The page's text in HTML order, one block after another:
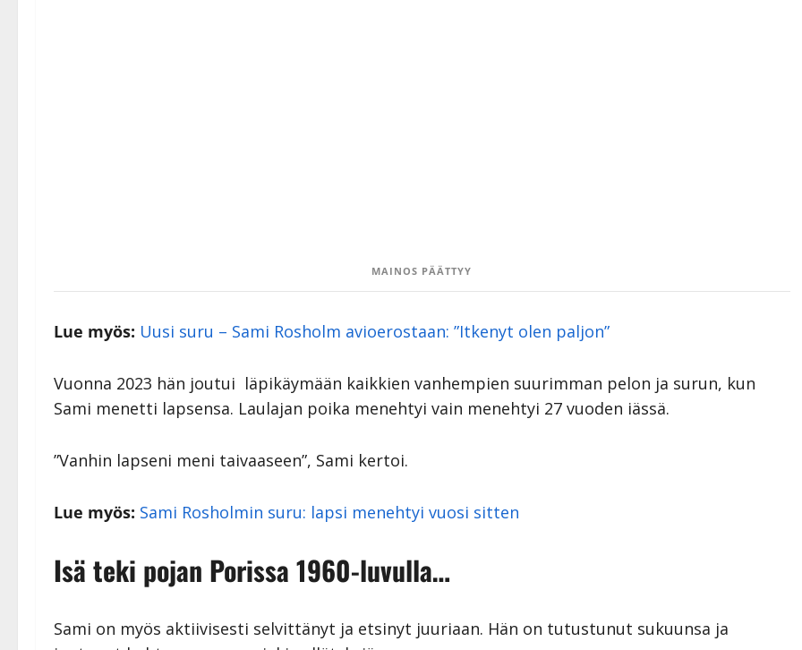
MAINOS PÄÄTTYY
Lue myös: Uusi suru – Sami Rosholm avioerostaan: ”Itkenyt olen paljon”
Vuonna 2023 hän joutui läpikäymään kaikkien vanhempien suurimman pelon ja surun, kun
Sami menetti lapsensa. Laulajan poika menehtyi vain menehtyi 27 vuoden iässä.
”Vanhin lapseni meni taivaaseen”, Sami kertoi.
Lue myös: Sami Rosholmin suru: lapsi menehtyi vuosi sitten
Isä teki pojan Porissa 1960-luvulla…
Sami on myös aktiivisesti selvittänyt ja etsinyt juuriaan. Hän on tutustunut sukuunsa ja